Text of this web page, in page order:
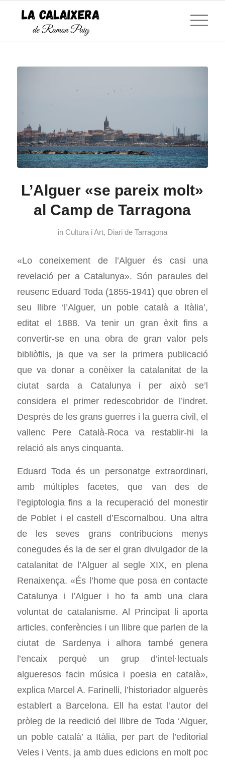
L’Alguer «se pareix molt»
al Camp de Tarragona
in Cultura i Art, Diari de Tarragona
«Lo coneixement de l’Alguer és casi una
revelació per a Catalunya». Són paraules del
reusenc Eduard Toda (1855-1941) que obren el
seu llibre ‘l’Alguer, un poble català a Itàlia’,
editat el 1888. Va tenir un gran èxit fins a
convertir-se en una obra de gran valor pels
bibliòfils, ja que va ser la primera publicació
que va donar a conèixer la catalanitat de la
ciutat sarda a Catalunya i per això se’l
considera el primer redescobridor de l’indret.
Després de les grans guerres i la guerra civil, el
vallenc Pere Català-Roca va restablir-hi la
relació als anys cinquanta.
Eduard Toda és un personatge extraordinari,
amb múltiples facetes, que van des de
l’egiptologia fins a la recuperació del monestir
de Poblet i el castell d’Escornalbou. Una altra
de les seves grans contribucions menys
conegudes és la de ser el gran divulgador de la
catalanitat de l’Alguer al segle XIX, en plena
Renaixença. «És l’home que posa en contacte
Catalunya i l’Alguer i ho fa amb una clara
voluntat de catalanisme. Al Principat li aporta
articles, conferències i un llibre que parlen de la
ciutat de Sardenya i alhora també genera
l’encaix perquè un grup d’intel·lectuals
algueresos facin música i poesia en català»,
explica Marcel A. Farinelli, l’historiador alguerès
establert a Barcelona. Ell ha estat l’autor del
pròleg de la reedició del llibre de Toda ‘Alguer,
un poble català’ a Itàlia, per part de l’editorial
Veles i Vents, ja amb dues edicions en molt poc